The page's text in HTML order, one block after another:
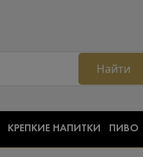
Найти
КРЕПКИЕ НАПИТКИ ПИВО